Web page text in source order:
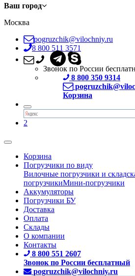
Ваш город
Москва
pogruzchik@vilochniy.ru
8 800 511 3571
Звонок по России
8 800 350 9314
Корзина
2
Корзина
Погрузчики по виду
Вилочные погрузчики и
погрузчикиМини-погрузчики
Аккумуляторы
Погрузчики БУ
Доставка
Оплата
Склады
О компании
Контакты
8 800 551 2607
Звонок по России бесплатный
pogruzchik@vilochniy.ru